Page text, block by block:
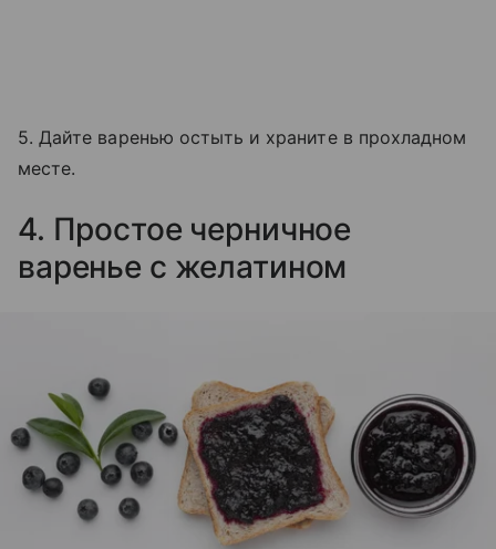
5. Дайте варенью остыть и храните в прохладном
месте.
4. Простое черничное
варенье с желатином